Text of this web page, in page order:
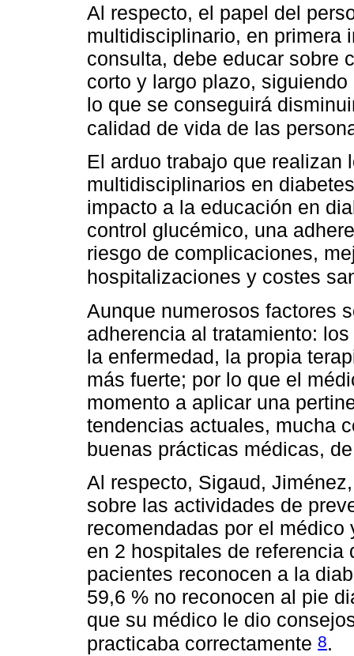
Al respecto, el papel del
multidisciplinario, en primera
consulta, debe educar sobre
corto y largo plazo,
lo que se conseguirá
calidad de vida de las
El arduo trabajo que realizan
multidisciplinarios en
impacto a la educación en
control glucémico, una
riesgo de complicaciones,
hospitalizaciones y costes
Aunque numerosos factores
adherencia al tratamiento:
la enfermedad, la propia
más fuerte; por lo que el
momento a aplicar una
tendencias actuales, mucha
buenas prácticas médicas,
Al respecto, Sigaud,
sobre las actividades de
recomendadas por el
en 2 hospitales de referencia
pacientes reconocen a la
59,6 % no reconocen al pie
que su médico le dio
practicaba correctamente 8.